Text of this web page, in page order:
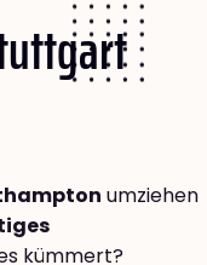
umziehen
kümmert?